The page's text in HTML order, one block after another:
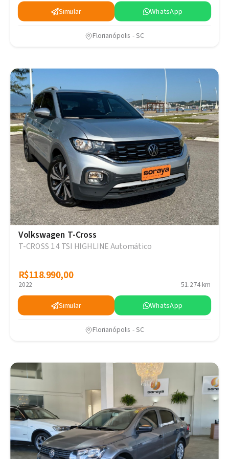
Simular WhatsApp
Florianópolis - SC
Volkswagen T-Cross
T-CROSS 1.4 TSI HIGHLINE Automático
R$118.990,00
R$118.990,00
2022 51.274 km
Simular WhatsApp
Florianópolis - SC